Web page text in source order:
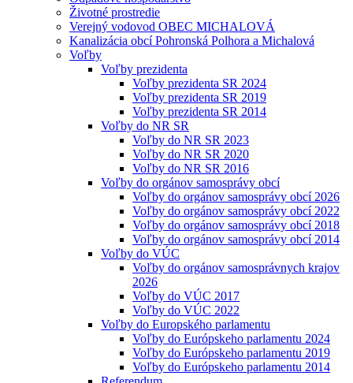
Životné prostredie
Verejný vodovod OBEC MICHALOVÁ
Kanalizácia obcí Pohronská Polhora a Michalová
Voľby
Voľby prezidenta
Voľby prezidenta SR 2024
Voľby prezidenta SR 2019
Voľby prezidenta SR 2014
Voľby do NR SR
Voľby do NR SR 2023
Voľby do NR SR 2020
Voľby do NR SR 2016
Voľby do orgánov samosprávy obcí
Voľby do orgánov samosprávy obcí 2026
Voľby do orgánov samosprávy obcí 2022
Voľby do orgánov samosprávy obcí 2018
Voľby do orgánov samosprávy obcí 2014
Voľby do VÚC
Voľby do orgánov samosprávnych krajov
2026
Voľby do VÚC 2017
Voľby do VÚC 2022
Voľby do Europského parlamentu
Voľby do Európskeho parlamentu 2024
Voľby do Európskeho parlamentu 2019
Voľby do Európskeho parlamentu 2014